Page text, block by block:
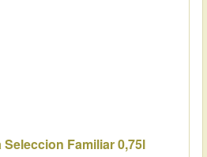
Seleccion Familiar 0,75l